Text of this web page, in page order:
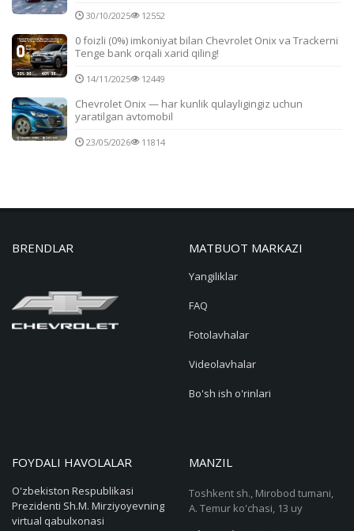
30/10/2025 12552
0 foizli (0%) imkoniyat bilan Chevrolet Onix va Trackerni
Tenge bank orqali xarid qiling!
14/11/2025 12449
Chevrolet Onix — har kunlik qulayligingiz uchun
yaratilgan avtomobil
23/05/2026 11814
BRENDLAR MATBUOT MARKAZI
Yangiliklar
FAQ
Fotolavhalar
Videolavhalar
Bo'sh ish o'rinlari
FOYDALI HAVOLALAR
O'zbekiston Respublikasi
Prezidenti Sh.M. Mirziyoyevning
virtual qabulxonasi
MANZIL
Toshkent sh., Mirobod tumani,
A. Temur ko'chasi, 13 uy